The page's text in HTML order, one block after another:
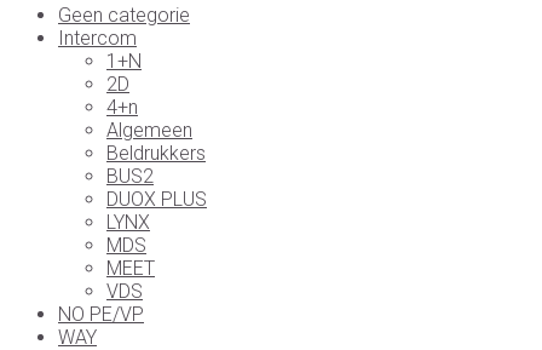
Geen categorie
Intercom
1+N
2D
4+n
Algemeen
Beldrukkers
BUS2
DUOX PLUS
LYNX
MDS
MEET
VDS
NO PE/VP
WAY